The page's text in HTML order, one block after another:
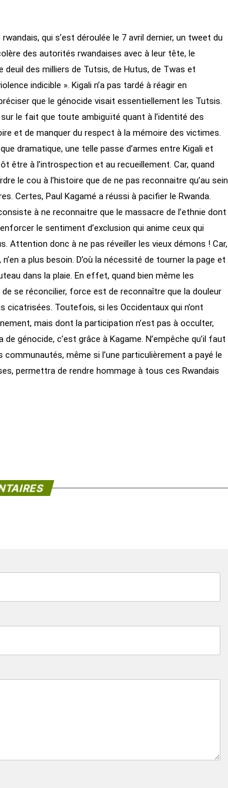
qui s’est déroulée le 7 avril dernier, un tweet du
des autorités rwandaises avec à leur tête, le
deuil des milliers de Tutsis, de Hutus, de Twas et
indicible ». Kigali n’a pas tardé à réagir en
que le génocide visait essentiellement les Tutsis.
le fait que toute ambiguïté quant à l’identité des
et de manquer du respect à la mémoire des victimes.
dramatique, une telle passe d’armes entre Kigali et
être à l’introspection et au recueillement. Car, quand
le cou à l’histoire que de ne pas reconnaitre qu’au sein
Certes, Paul Kagamé a réussi à pacifier le Rwanda.
à ne reconnaitre que le massacre de l’ethnie dont
le sentiment d’exclusion qui anime ceux qui
Attention donc à ne pas réveiller les vieux démons ! Car,
a plus besoin. D’où la nécessité de tourner la page et
dans la plaie. En effet, quand bien même les
se réconcilier, force est de reconnaître que la douleur
Toutefois, si les Occidentaux qui n’ont
mais dont la participation n’est pas à occulter,
génocide, c’est grâce à Kagame. N’empêche qu’il faut
même si l’une particulièrement a payé le
permettra de rendre hommage à tous ces Rwandais